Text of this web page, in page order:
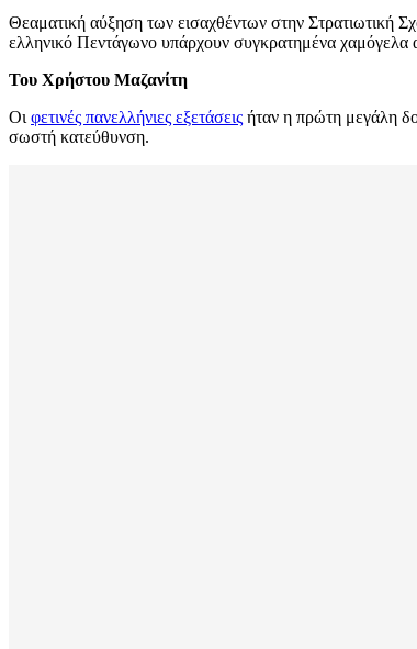
Θεαματική αύξηση των εισαχθέντων στην Στρατιωτική
ελληνικό Πεντάγωνο υπάρχουν συγκρατημένα χαμόγελα
Του Χρήστου Μαζανίτη
Οι φετινές πανελλήνιες εξετάσεις ήταν η πρώτη μεγάλη
σωστή κατεύθυνση.